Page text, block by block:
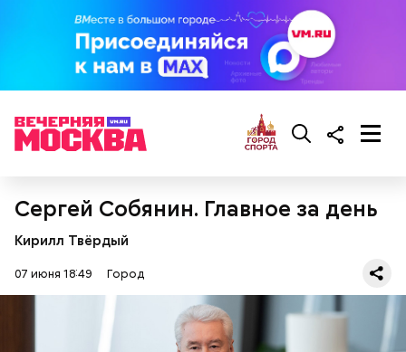
Сергей Собянин. Главное за день
Кирилл Твёрдый
07 июня 18:49 Город